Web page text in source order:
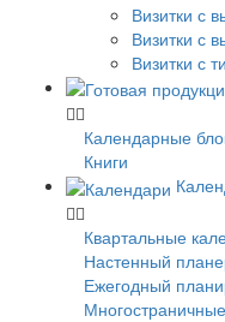
Визитки с
Визитки с
Визитки с
Календарные
Книги
Квартальные
Настенный
Ежегодный